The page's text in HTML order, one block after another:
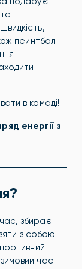
пейнтбол
в комаді!
енергії з
збирає
з собою
час –